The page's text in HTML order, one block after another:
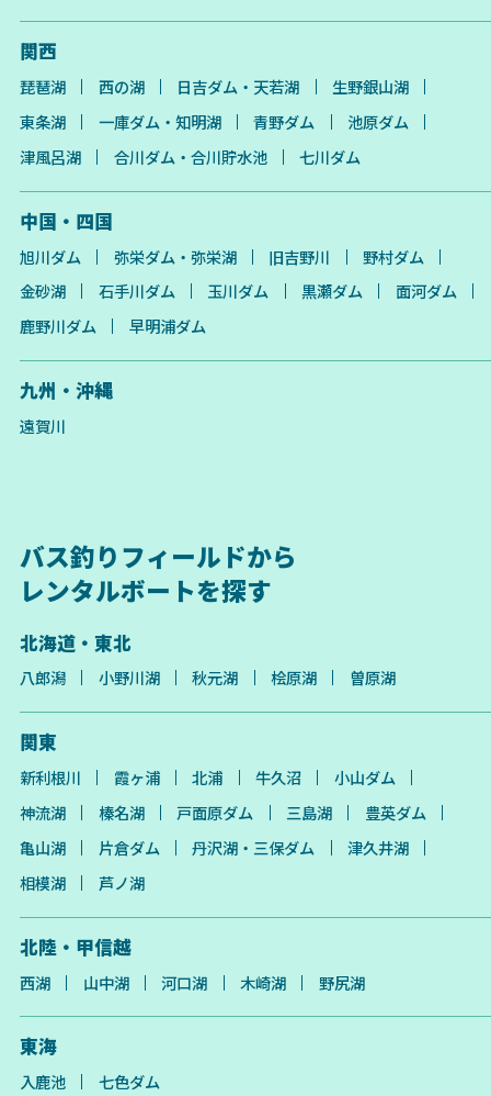
関西
琵琶湖 西の湖 日吉ダム・天若湖
生野銀山湖
東条湖
一庫ダム・知明湖 青野ダム
池原ダム
津風呂湖
合川ダム・合川貯水池 七川ダム
中国・四国
旭川ダム 弥栄ダム・弥栄湖 旧吉野川
野村ダム
金砂湖
石手川ダム 玉川ダム 黒瀬ダム
面河ダム
鹿野川ダム
早明浦ダム
九州・沖縄
遠賀川
バス釣りフィールドから
レンタルボートを探す
北海道・東北
八郎潟 小野川湖 秋元湖 桧原湖 曽原湖
関東
新利根川 霞ヶ浦 北浦 牛久沼
小山ダム
神流湖
榛名湖 戸面原ダム 三島湖
豊英ダム
亀山湖
片倉ダム 丹沢湖・三保ダム
津久井湖
相模湖
芦ノ湖
北陸・甲信越
西湖 山中湖 河口湖 木崎湖 野尻湖
東海
入鹿池 七色ダム